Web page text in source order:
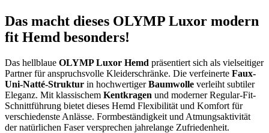
Das macht dieses OLYMP Luxor modern
fit Hemd besonders!
Das hellblaue OLYMP Luxor Hemd präsentiert sich als vielseitiger
Partner für anspruchsvolle Kleiderschränke. Die verfeinerte Faux-
Uni-Natté-Struktur in hochwertigerBaumwolle verleiht subtiler
Eleganz. Mit klassischem Kentkragen und moderner Regular-Fit-
Schnittführung bietet dieses Hemd Flexibilität und Komfort für
verschiedenste Anlässe. Formbeständigkeit und Atmungsaktivität
der natürlichen Faser versprechen jahrelange Zufriedenheit.